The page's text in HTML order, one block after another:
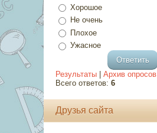
Хорошое
Не очень
Плохое
Ужасное
Результаты
Архив опросов
Всего ответов: 6
Друзья сайта